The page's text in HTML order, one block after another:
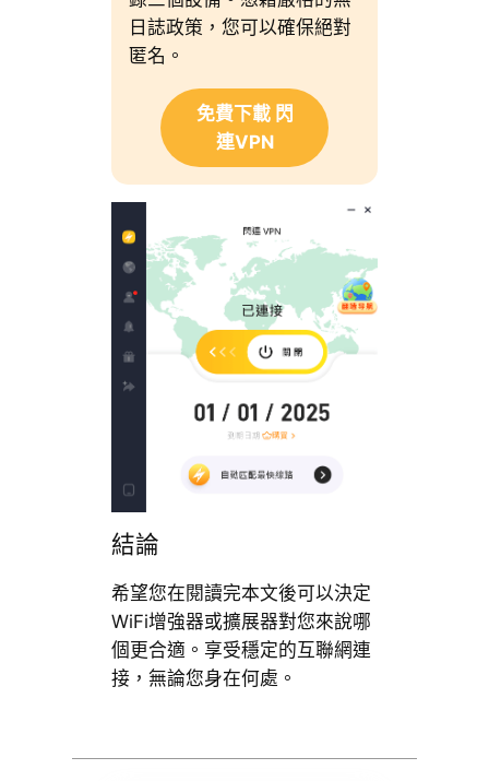
日誌政策，您可以確保絕對
匿名。
免費下載 閃
連VPN
結論
希望您在閱讀完本文後可以決定
WiFi增強器或擴展器對您來說哪
個更合適。享受穩定的互聯網連
接，無論您身在何處。